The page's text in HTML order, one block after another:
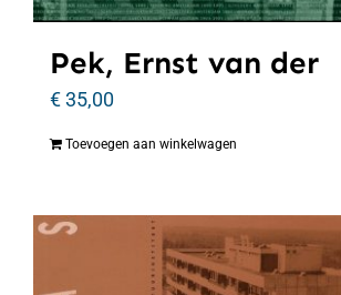
Pek, Ernst van der
€35,00
Toevoegen aan winkelwagen